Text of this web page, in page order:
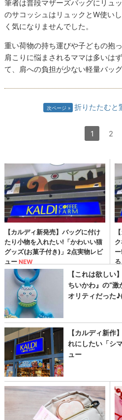
筆者は普段マザーズバッグにリュ
のサコッシュはリュックとW使い
く気になりませんでした。
重い荷物の持ち運びや子どもの抱
肩こりに悩まされるママは多いは
て、肩への負担が少ない軽量バッ
次ページ 折りたたむと
1 2